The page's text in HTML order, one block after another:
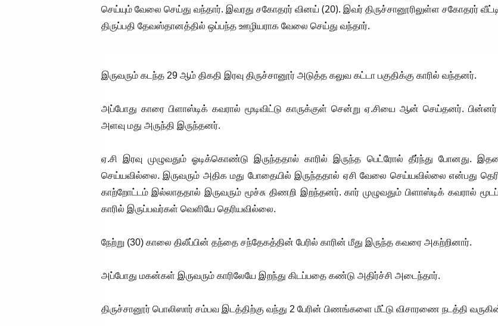
செய்யும் வேலை செய்து வந்தார். இவரது சகோதரர் வினய் (20). இவர் திருச்சானூரிலுள்ள சகோதரர்
திருப்பதி தேவஸ்தானத்தில் ஒப்பந்த ஊழியராக வேலை செய்து வந்தார்.
இருவரும் கடந்த 29 ஆம் திகதி இரவு திருச்சானூர் அடுத்த கலுவ கட்டா பகுதிக்கு காரில் வந்தனர்.
அப்போது காரை பிளாஸ்டிக் கவரால் மூடிவிட்டு காருக்குள் சென்று ஏ.சியை ஆன் செய்தனர்.
அளவு மது அருந்தி இருந்தனர்.
ஏ.சி இரவு முழுவதும் ஓடிக்கொண்டு இருந்ததால் காரில் இருந்த பெட்ரோல் தீர்ந்து போனது.
செய்யவில்லை. இருவரும் அதிக மது போதையில் இருந்ததால் ஏசி வேலை செய்யவில்லை என்பது
காற்றோட்டம் இல்லாததால் இருவரும் மூச்சு திணறி இறந்தனர். கார் முழுவதும் பிளாஸ்டிக் கவரால்
காரில் இருப்பவர்கள் வெளியே தெரியவில்லை.
நேற்று (30) காலை திலீப்பின் தந்தை சந்தேகத்தின் பேரில் காரின் மீது இருந்த கவரை அகற்றினார்.
அப்போது மகன்கள் இருவரும் காரிலேயே இறந்து கிடப்பதை கண்டு அதிர்ச்சி அடைந்தார்.
திருச்சானூர் பொலிஸார் சம்பவ இடத்திற்கு வந்து 2 பேரின் பிணங்களை மீட்டு விசாரணை நடத்தி